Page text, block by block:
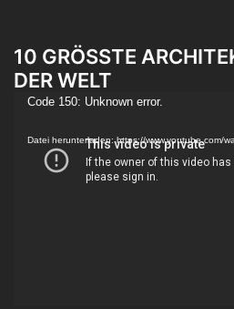
10 GRÖSSTE
ER WELT
Video-
Code 150: Unknown error.
Datei herunterladen: https://www.youtube.com/